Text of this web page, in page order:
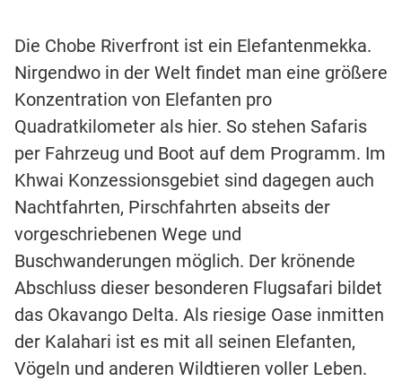
Die Chobe Riverfront ist ein Elefantenmekka.
Nirgendwo in der Welt findet man eine größere
Konzentration von Elefanten pro
Quadratkilometer als hier. So stehen Safaris
per Fahrzeug und Boot auf dem Programm. Im
Khwai Konzessionsgebiet sind dagegen auch
Nachtfahrten, Pirschfahrten abseits der
vorgeschriebenen Wege und
Buschwanderungen möglich. Der krönende
Abschluss dieser besonderen Flugsafari bildet
das Okavango Delta. Als riesige Oase inmitten
der Kalahari ist es mit all seinen Elefanten,
Vögeln und anderen Wildtieren voller Leben.